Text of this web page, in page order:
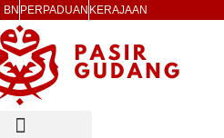
BN PERPADUAN KERAJAAN